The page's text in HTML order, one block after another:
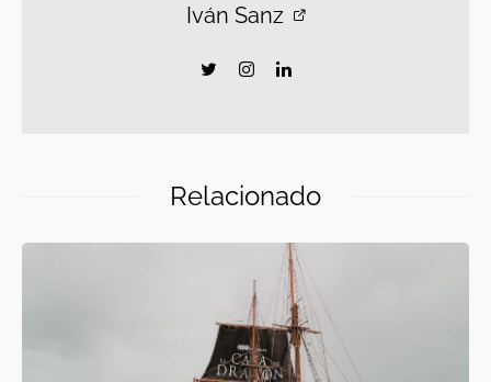
Iván Sanz
Relacionado